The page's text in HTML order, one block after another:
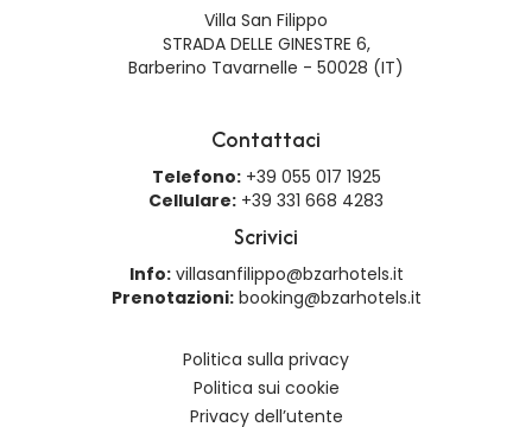
Villa San Filippo
STRADA DELLE GINESTRE 6,
Barberino Tavarnelle - 50028 (IT)
Contattaci
Telefono: +39 055 017 1925
Cellulare: +39 331 668 4283
Scrivici
Info: villasanfilippo@bzarhotels.it
Prenotazioni: booking@bzarhotels.it
Politica sulla privacy
Politica sui cookie
Privacy dell’utente